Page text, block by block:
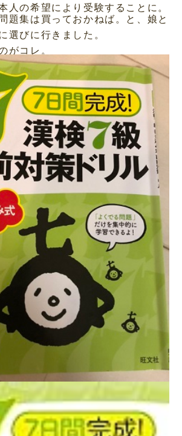
人の希望により受験することに。
題集は買っておかねば。と、娘と
選びに行きました。
がコレ。